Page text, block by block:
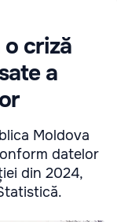
o criză
a
Moldova
datelor
din 2024,